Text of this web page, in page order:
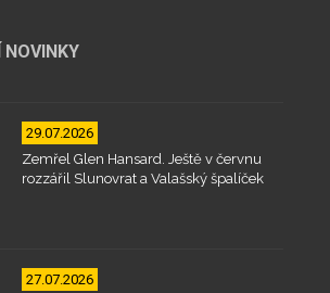
NOVINKY
29.07.2026
Zemřel Glen Hansard. Ještě v červnu
rozzářil Slunovrat a Valašský špalíček
27.07.2026